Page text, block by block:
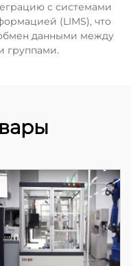
с системами
(LIMS), что
данными между
группами.